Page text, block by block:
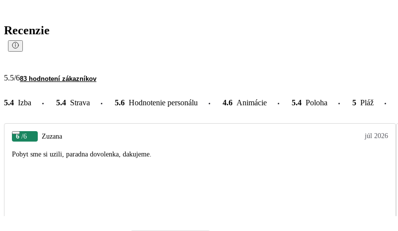
Recenzie
5.5/683 hodnotení zákazníkov
5.4 Izba 5.4 Strava 5.6 Hodnotenie personálu 4.6 Animácie 5.4 Poloha 5 Pláž
6 /6 Zuzana júl 2026
Pobyt sme si uzili, paradna dovolenka, dakujeme.